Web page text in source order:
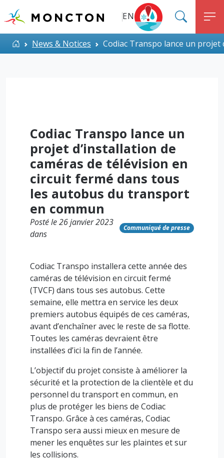
Top Menu
EN
ALERT MONCTON
Accueil
News & Notices Codiac Transpo lance un
Codiac Transpo lance un
projet d’installation de
caméras de télévision en
circuit fermé dans tous
les autobus du transport
en commun
Posté le 26 janvier 2023
dans
Communiqué de presse
Codiac Transpo installera cette année des
caméras de télévision en circuit fermé
(TVCF) dans tous ses autobus. Cette
semaine, elle mettra en service les deux
premiers autobus équipés de ces caméras,
avant d’enchaîner avec le reste de sa flotte.
Toutes les caméras devraient être
installées d’ici la fin de l’année.
L’objectif du projet consiste à améliorer la
sécurité et la protection de la clientèle et du
personnel du transport en commun, en
plus de protéger les biens de Codiac
Transpo. Grâce à ces caméras, Codiac
Transpo sera aussi mieux en mesure de
mener les enquêtes sur les plaintes et sur
les collisions.